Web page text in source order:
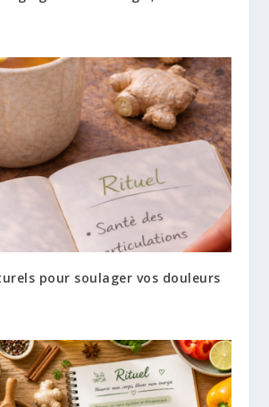
pour soulager vos douleurs